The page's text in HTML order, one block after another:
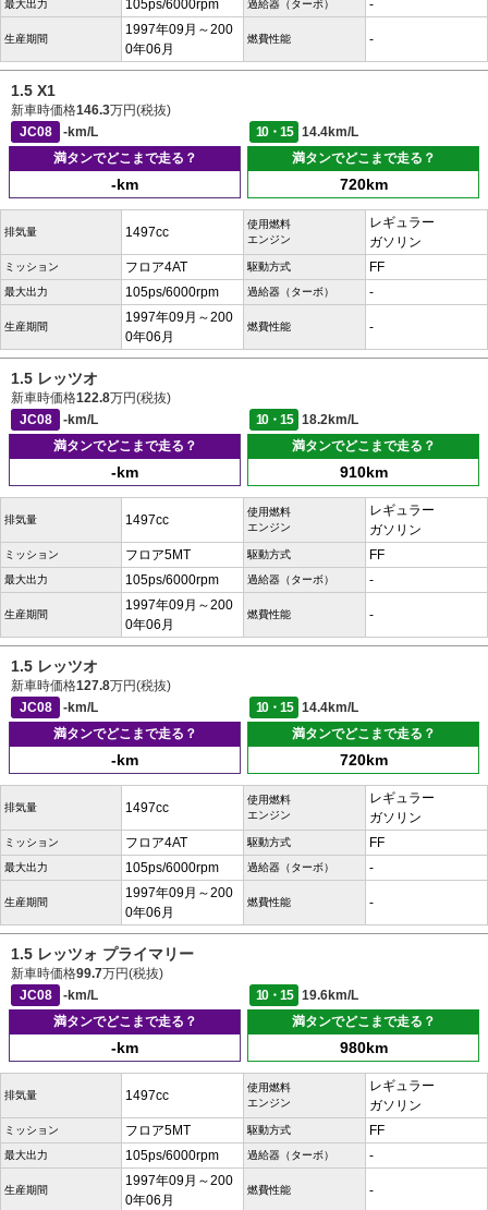
最大出力 105ps/6000rpm 過給器（ターボ） -
生産期間
1997年09月～200
0年06月
燃費性能 -
1.5 X1
新車時価格146.3万円(税抜)
JC08
-km/L 10・15
14.4km/L
満タンでどこまで走る？
-km
満タンでどこまで走る？
720km
排気量 1497cc
使用燃料
エンジン
レギュラー
ガソリン
ミッション フロア4AT 駆動方式 FF
最大出力 105ps/6000rpm 過給器（ターボ） -
生産期間
1997年09月～200
0年06月
燃費性能 -
1.5 レッツオ
新車時価格122.8万円(税抜)
JC08
-km/L 10・15
18.2km/L
満タンでどこまで走る？
-km
満タンでどこまで走る？
910km
排気量 1497cc
使用燃料
エンジン
レギュラー
ガソリン
ミッション フロア5MT 駆動方式 FF
最大出力 105ps/6000rpm 過給器（ターボ） -
生産期間
1997年09月～200
0年06月
燃費性能 -
1.5 レッツオ
新車時価格127.8万円(税抜)
JC08
-km/L 10・15
14.4km/L
満タンでどこまで走る？
-km
満タンでどこまで走る？
720km
排気量 1497cc
使用燃料
エンジン
レギュラー
ガソリン
ミッション フロア4AT 駆動方式 FF
最大出力 105ps/6000rpm 過給器（ターボ） -
生産期間
1997年09月～200
0年06月
燃費性能 -
1.5 レッツォ プライマリー
新車時価格99.7万円(税抜)
JC08
-km/L 10・15
19.6km/L
満タンでどこまで走る？
-km
満タンでどこまで走る？
980km
排気量 1497cc
使用燃料
エンジン
レギュラー
ガソリン
ミッション フロア5MT 駆動方式 FF
最大出力 105ps/6000rpm 過給器（ターボ） -
生産期間
1997年09月～200
0年06月
燃費性能 -